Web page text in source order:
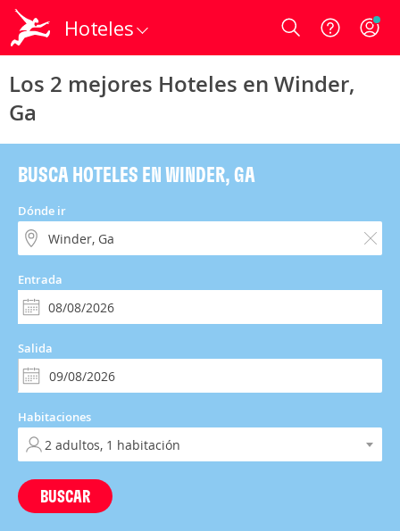
Hoteles Login
Los 2 mejores Hoteles en Winder,
Ga
BUSCA HOTELES EN WINDER, GA
Dónde ir
Entrada
Salida
Habitaciones
BUSCAR